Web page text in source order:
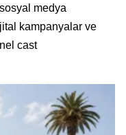
medya
kampanyalar ve
cast